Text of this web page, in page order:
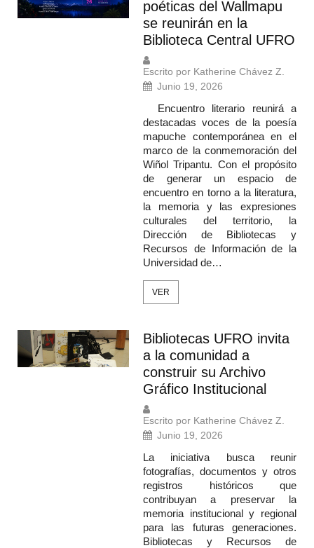
poéticas del Wallmapu
se reunirán en la
Biblioteca Central UFRO
Escrito por Katherine Chávez Z.
Junio 19, 2026
Encuentro literario reunirá a
destacadas voces de la poesía
mapuche contemporánea en el
marco de la conmemoración del
Wiñol Tripantu. Con el propósito
de generar un espacio de
encuentro en torno a la literatura,
la memoria y las expresiones
culturales del territorio, la
Dirección de Bibliotecas y
Recursos de Información de la
Universidad de…
VER
Bibliotecas UFRO invita
a la comunidad a
construir su Archivo
Gráfico Institucional
Escrito por Katherine Chávez Z.
Junio 19, 2026
La iniciativa busca reunir
fotografías, documentos y otros
registros históricos que
contribuyan a preservar la
memoria institucional y regional
para las futuras generaciones.
Bibliotecas y Recursos de